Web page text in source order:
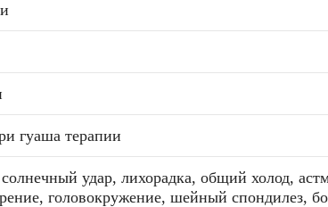
гуаша терапии
удар, лихорадка, общий холод,
головокружение, шейный спондилез,